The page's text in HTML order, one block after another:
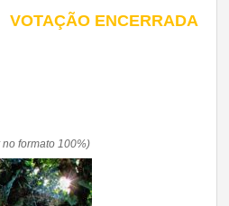
VOTAÇÃO ENCERRADA
formato 100%)